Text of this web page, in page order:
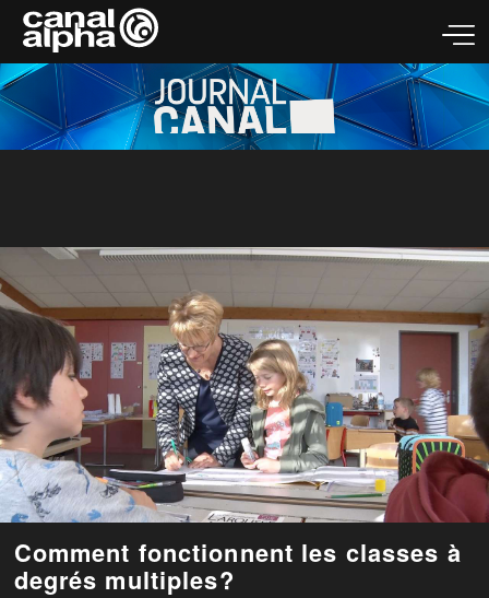
Comment fonctionnent les classes à
degrés multiples?